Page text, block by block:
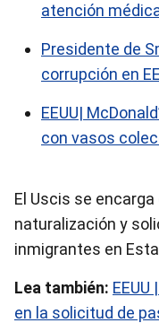
atención
Presidente de
corrupción en
EEUU|
con vasos
El Uscis se encarga
naturalización y
inmigrantes en
Lea también:
en la solicitud de